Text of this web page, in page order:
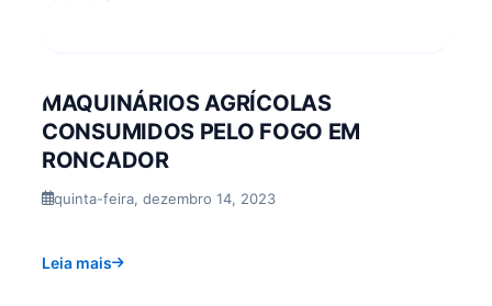
MAQUINÁRIOS AGRÍCOLAS
CONSUMIDOS PELO FOGO EM
RONCADOR
quinta-feira, dezembro 14, 2023
Leia mais